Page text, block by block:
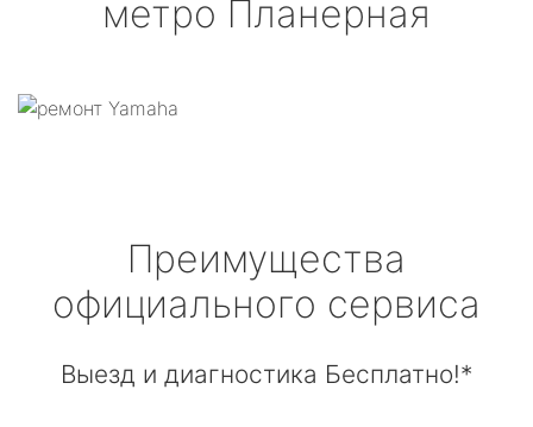
метро Планерная
Преимущества
официального сервиса
Выезд и диагностика Бесплатно!*